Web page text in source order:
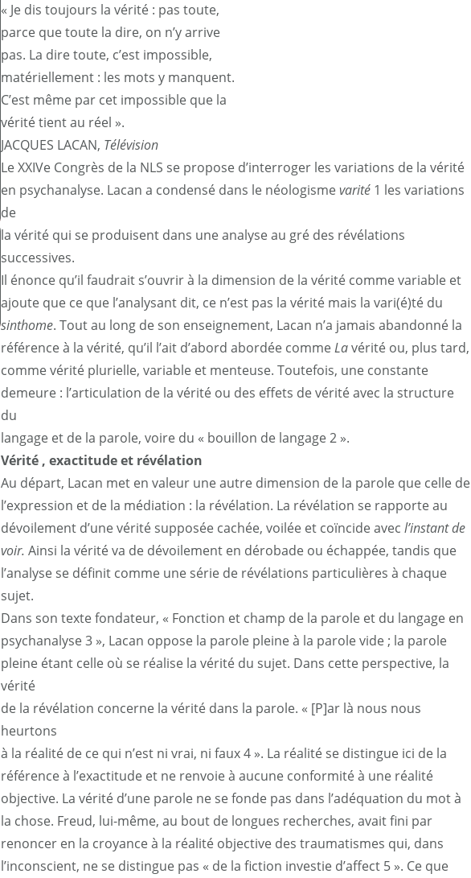
« Je dis toujours la vérité : pas toute,
parce que toute la dire, on n’y arrive
pas. La dire toute, c’est impossible,
matériellement : les mots y manquent.
C’est même par cet impossible que la
vérité tient au réel ».
JACQUES LACAN, Télévision
Le XXIVe Congrès de la NLS se propose d’interroger les variations de la vérité
en psychanalyse. Lacan a condensé dans le néologismevarité 1 les variations
de
la vérité qui se produisent dans une analyse au gré des révélations
successives.
Il énonce qu’il faudrait s’ouvrir à la dimension de la vérité comme variable et
ajoute que ce que l’analysant dit, ce n’est pas la vérité mais la vari(é)té du
sinthome. Tout au long de son enseignement, Lacan n’a jamais abandonné la
référence à la vérité, qu’il l’ait d’abord abordée commeLavérité ou, plus tard,
comme vérité plurielle, variable et menteuse. Toutefois, une constante
demeure : l’articulation de la vérité ou des effets de vérité avec la structure
du
langage et de la parole, voire du « bouillon de langage 2 ».
Vérité , exactitude et révélation
Au départ, Lacan met en valeur une autre dimension de la parole que celle de
l’expression et de la médiation : la révélation. La révélation se rapporte au
dévoilement d’une vérité supposée cachée, voilée et coïncide avec l’instant de
voir. Ainsi la vérité va de dévoilement en dérobade ou échappée, tandis que
l’analyse se définit comme une série de révélations particulières à chaque
sujet.
Dans son texte fondateur, « Fonction et champ de la parole et du langage en
psychanalyse 3 », Lacan oppose la parole pleine à la parole vide ; la parole
pleine étant celle où se réalise la vérité du sujet. Dans cette perspective, la
vérité
de la révélation concerne la vérité dans la parole. « [P]ar là nous nous
heurtons
à la réalité de ce qui n’est ni vrai, ni faux 4 ». La réalité se distingue ici de la
référence à l’exactitude et ne renvoie à aucune conformité à une réalité
objective. La vérité d’une parole ne se fonde pas dans l’adéquation du mot à
la chose. Freud, lui-même, au bout de longues recherches, avait fini par
renoncer en la croyance à la réalité objective des traumatismes qui, dans
l’inconscient, ne se distingue pas « de la fiction investie d’affect 5 ». Ce que